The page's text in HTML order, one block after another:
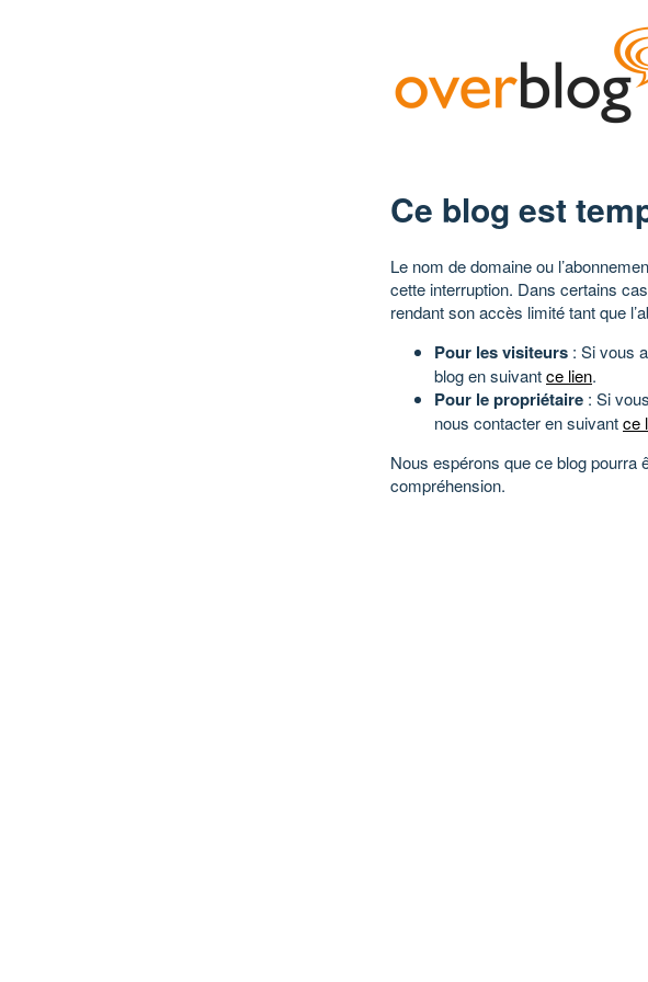
Ce blog est
Le nom de domaine ou
cette interruption. Dans certains
rendant son accès limité tant que
Pour les visiteurs : Si vous
blog en suivantce lien.
Pour le propriétaire : Si
nous contacter en suivantce
Nous espérons que ce blog pourra
compréhension.